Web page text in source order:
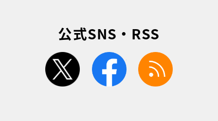
公式SNS・RSS
twitter facebook